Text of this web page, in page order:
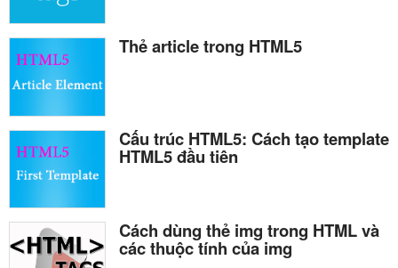
Thẻ article trong HTML5
Cấu trúc HTML5: Cách tạo template
HTML5 đầu tiên
Cách dùng thẻ img trong HTML và
các thuộc tính của img